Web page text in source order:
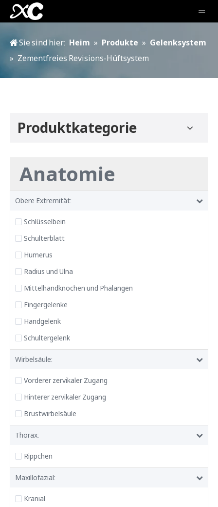
Sie sind hier: Heim » Produkte » Gelenksystem
» Zementfreies Revisions-Hüftsystem
Produktkategorie
Anatomie
Obere Extremität:
Schlüsselbein
Schulterblatt
Humerus
Radius und Ulna
Mittelhandknochen und Phalangen
Fingergelenke
Handgelenk
Schultergelenk
Wirbelsäule:
Vorderer zervikaler Zugang
Hinterer zervikaler Zugang
Brustwirbelsäule
Thorax:
Rippchen
Maxillofazial:
Kranial